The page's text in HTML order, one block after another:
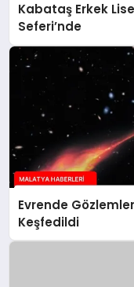
Kabataş Erkek
Seferi’nde
Evrende
Keşfedildi